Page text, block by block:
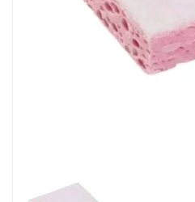
Équipement cuisine pro